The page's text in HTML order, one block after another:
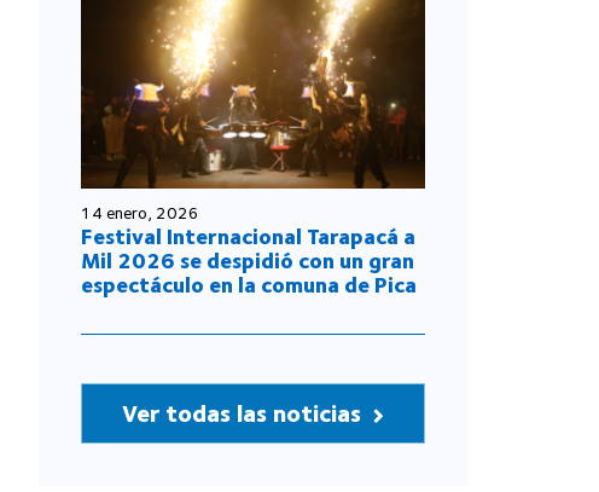
14 enero, 2026
Festival Internacional Tarapacá a
Mil 2026 se despidió con un gran
espectáculo en la comuna de Pica
Ver todas las noticias